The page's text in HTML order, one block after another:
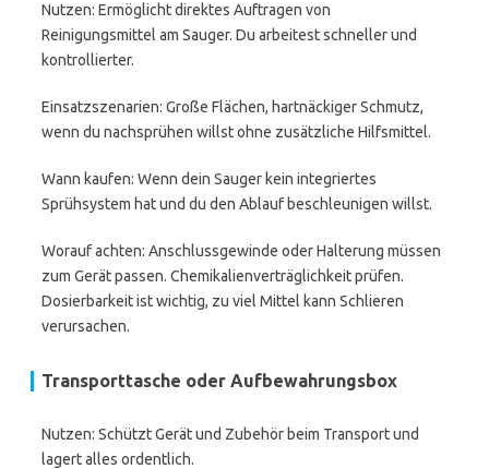
Nutzen: Ermöglicht direktes Auftragen von
Reinigungsmittel am Sauger. Du arbeitest schneller und
kontrollierter.
Einsatzszenarien: Große Flächen, hartnäckiger Schmutz,
wenn du nachsprühen willst ohne zusätzliche Hilfsmittel.
Wann kaufen: Wenn dein Sauger kein integriertes
Sprühsystem hat und du den Ablauf beschleunigen willst.
Worauf achten: Anschlussgewinde oder Halterung müssen
zum Gerät passen. Chemikalienverträglichkeit prüfen.
Dosierbarkeit ist wichtig, zu viel Mittel kann Schlieren
verursachen.
Transporttasche oder Aufbewahrungsbox
Nutzen: Schützt Gerät und Zubehör beim Transport und
lagert alles ordentlich.